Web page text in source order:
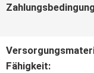
UNS
Fähigkeit: